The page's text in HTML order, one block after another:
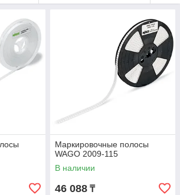
и легкость в замене.
с различными моделями
Маркировочные полосы
WAGO 2009-115
В наличии
46 088 ₸